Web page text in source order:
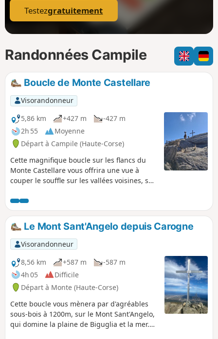
Testezgratuitement
Randonnées Campile
Boucle de Monte Castellare
Visorandonneur
5,86 km
+427 m
-427 m
2h 55
Moyenne
Départ à Campile (Haute-Corse)
Cette magnifique boucle sur les flancs du
Monte Castellare vous offrira une vue à
couper le souffle sur les vallées voisines, sur
temps clair, sur les côtes italiennes. Elle
alterne les passages en sous-bois et à
découvert jusqu'au sommet situé à 1000m
où un magnifique chêne vous attend pour
vous procurer l'ombre nécessaire au pique-
nique ou à la sieste. La descente vous fera
traverser le charmant hameau de Costa.
Le Mont Sant'Angelo depuis Carogne
Visorandonneur
8,56 km
+587 m
-587 m
4h 05
Difficile
Départ à Monte (Haute-Corse)
Cette boucle vous mènera par d'agréables
sous-bois à 1200m, sur le Mont Sant'Angelo,
qui domine la plaine de Biguglia et la mer.